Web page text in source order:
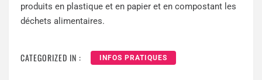
produits en plastique et en papier et en compostant les
déchets alimentaires.
CATEGORIZED IN : INFOS PRATIQUES